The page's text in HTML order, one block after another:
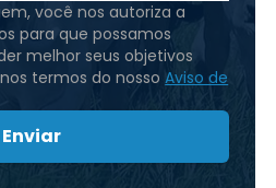
você nos autoriza a
para que possamos
melhor seus objetivos
termos do nossoAviso de
Enviar